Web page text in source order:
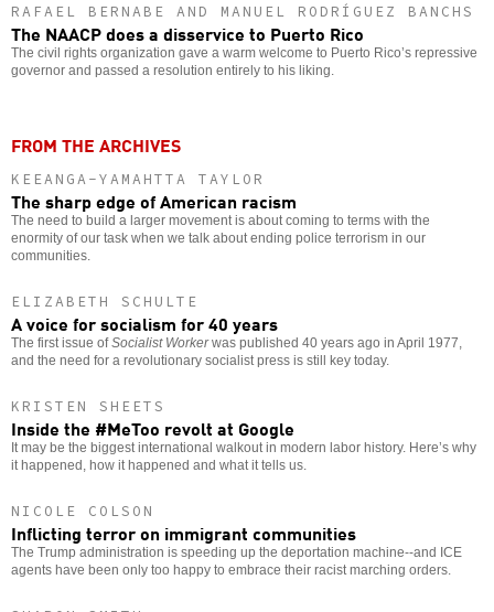
RAFAEL BERNABE AND MANUEL RODRÍGUEZ BANCHS
The NAACP does a disservice to Puerto Rico
The civil rights organization gave a warm welcome to Puerto Rico’s repressive
governor and passed a resolution entirely to his liking.
FROM THE ARCHIVES
KEEANGA-YAMAHTTA TAYLOR
The sharp edge of American racism
The need to build a larger movement is about coming to terms with the
enormity of our task when we talk about ending police terrorism in our
communities.
ELIZABETH SCHULTE
A voice for socialism for 40 years
The first issue ofSocialist Workerwas published 40 years ago in April 1977,
and the need for a revolutionary socialist press is still key today.
KRISTEN SHEETS
Inside the #MeToo revolt at Google
It may be the biggest international walkout in modern labor history. Here’s why
it happened, how it happened and what it tells us.
NICOLE COLSON
Inflicting terror on immigrant communities
The Trump administration is speeding up the deportation machine--and ICE
agents have been only too happy to embrace their racist marching orders.